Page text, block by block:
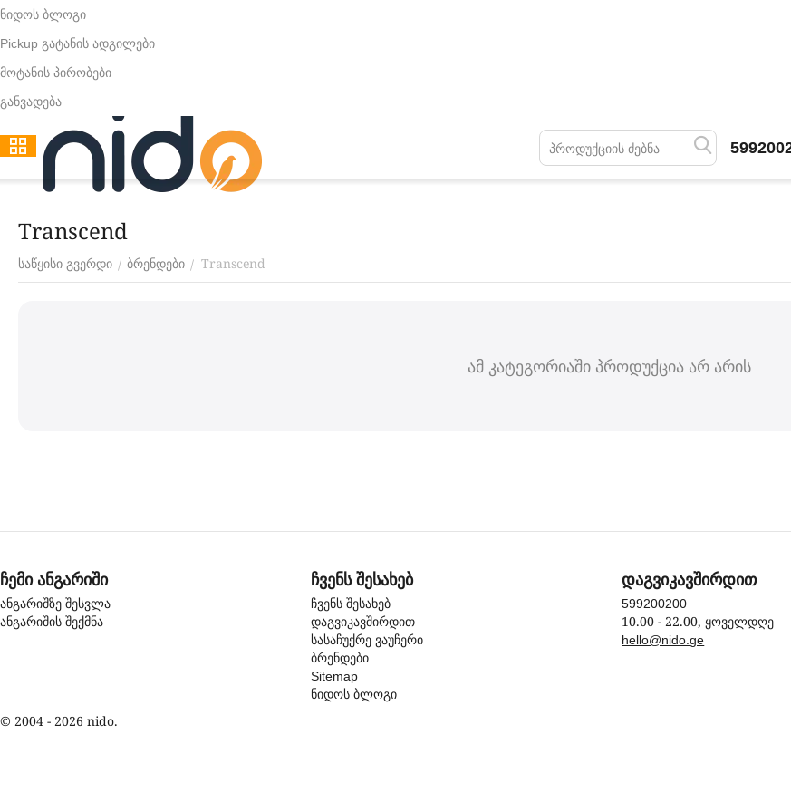
ნიდოს ბლოგი
Pickup გატანის ადგილები
მოტანის პირობები
განვადება
Transcend
საწყისი გვერდი / ბრენდები / Transcend
ამ კატეგორიაში პროდუქცია არ არის
ჩემი ანგარიში
ანგარიშზე შესვლა
ანგარიშის შექმნა
ჩვენს შესახებ
ჩვენს შესახებ
დაგვიკავშირდით
სასაჩუქრე ვაუჩერი
ბრენდები
Sitemap
ნიდოს ბლოგი
დაგვიკავშირდით
599200200
10.00 - 22.00, ყოველდღე
hello@nido.ge
© 2004 - 2026 nido.